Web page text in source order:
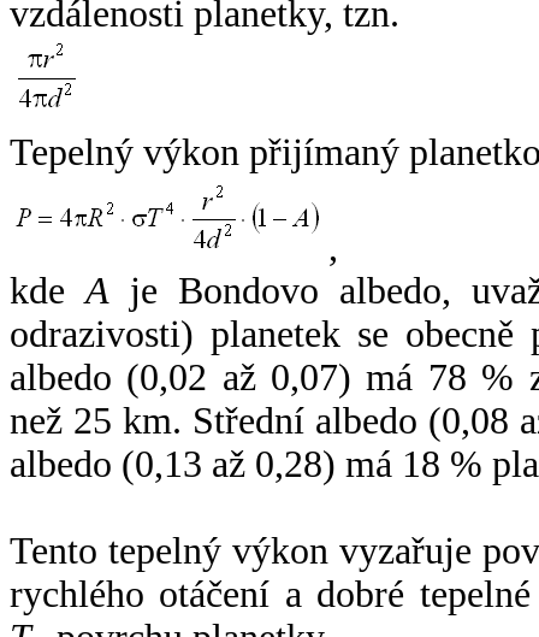
vzdálenosti planetky, tzn.
Tepelný výkon přijímaný
,
kdeA je Bondovo albedo,
odrazivosti) planetek se
albedo (0,02 až 0,07) má 78 %
než 25 km. Střední albedo (0,08
albedo (0,13 až 0,28) má 18 %
Tento tepelný výkon vyzařuje
rychlého otáčení a dobré